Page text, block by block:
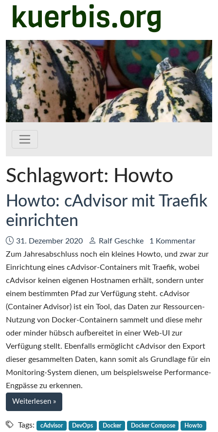
Zum Hauptinhalt springen
kuerbis.org
Schlagwort: Howto
Howto: cAdvisor mit Traefik
einrichten
Datum:
31. Dezember 2020 Autor:
Ralf Geschke
1 Kommentar
Zum Jahresabschluss noch ein kleines Howto, und zwar zur
Einrichtung eines cAdvisor-Containers mit Traefik, wobei
cAdvisor keinen eigenen Hostnamen erhält, sondern unter
einem bestimmten Pfad zur Verfügung steht. cAdvisor
(Container Advisor) ist ein Tool, das Daten zur Ressourcen-
Nutzung von Docker-Containern sammelt und diese mehr
oder minder hübsch aufbereitet in einer Web-UI zur
Verfügung stellt. Ebenfalls ermöglicht cAdvisor den Export
dieser gesammelten Daten, kann somit als Grundlage für ein
Monitoring-System dienen, um beispielsweise Performance-
Engpässe zu erkennen.
Weiterlesen bei
Howto:
cAdvisor
»
Tags: cAdvisor DevOps Docker Docker Compose Howto